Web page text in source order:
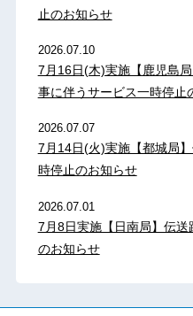
止のお知らせ
2026.07.10
7月16日(木)実施【鹿児島
事に伴うサービス一時停止
2026.07.07
7月14日(火)実施【都城局
時停止のお知らせ
2026.07.01
7月8日実施【日南局】伝
のお知らせ